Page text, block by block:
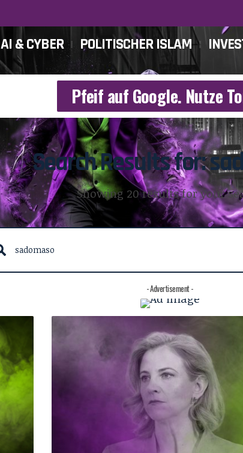
AI & CYBER POLITISCHER ISLAM
Pfeif auf Google. Nutze
Search Results for:
Showing 20 results for your
- Advertisement -